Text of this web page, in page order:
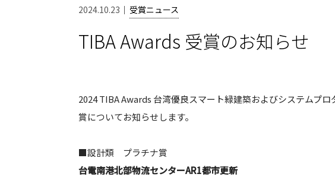
2024.10.23 受賞ニュース
TIBA Awards 受賞のお知らせ
2024 TIBA Awards 台湾優良スマート緑建築およびシステム
賞についてお知らせします。
■設計類 プラチナ賞
台電南港北部物流センターAR1都市更新